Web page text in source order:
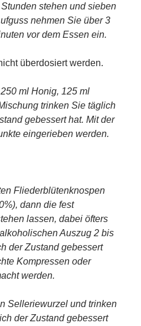
stehen und sieben
nehmen Sie über 3
vor dem Essen ein.
überdosiert werden.
ml Honig, 125 ml
trinken Sie täglich
gebessert hat. Mit der
eingerieben werden.
Fliederblütenknospen
dann die fest
lassen, dabei öfters
Auszug 2 bis
der Zustand gebessert
Kompressen oder
werden.
Selleriewurzel und trinken
der Zustand gebessert